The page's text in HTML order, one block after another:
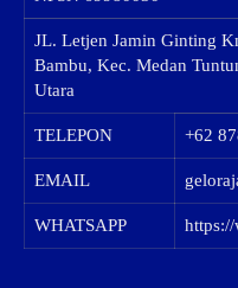
JL. Letjen Jamin Ginting
Bambu, Kec. Medan
Utara
TELEPON +62
EMAIL
WHATSAPP